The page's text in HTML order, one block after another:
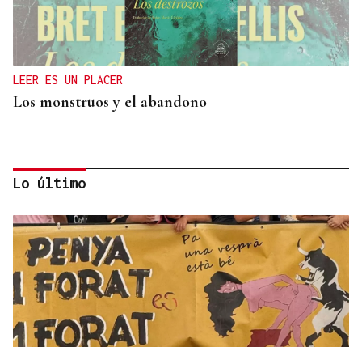
LEER ES UN PLACER
Los monstruos y el abandono
OBITUARIO
Lo último